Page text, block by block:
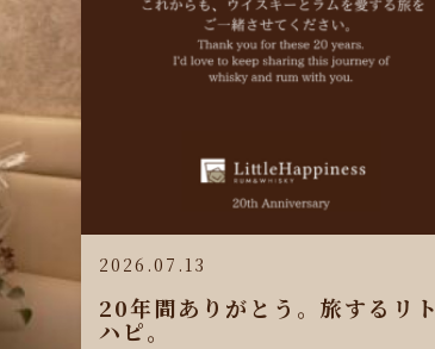
2026.07.13
20年間ありがとう。旅するリト
ハピ。